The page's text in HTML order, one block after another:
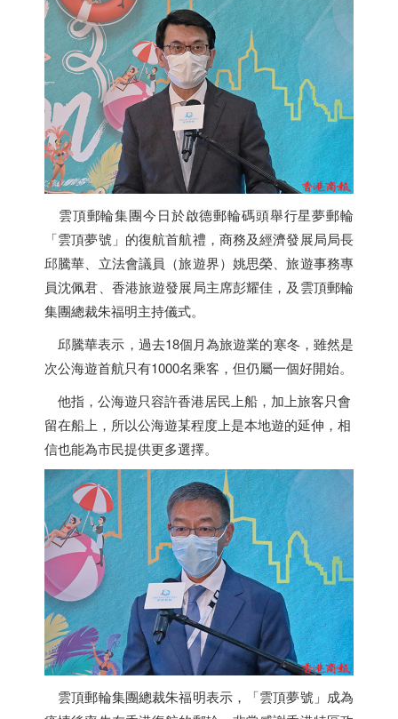
雲頂郵輪集團今日於啟德郵輪碼頭舉行星夢郵輪
「雲頂夢號」的復航首航禮，商務及經濟發展局局長
邱騰華、立法會議員（旅遊界）姚思榮、旅遊事務專
員沈佩君、 香港旅遊發展局主席彭耀佳，及雲頂郵輪
集團總裁朱福明主持儀式。
邱騰華表示，過去18個月為旅遊業的寒冬，雖然是
次公海遊首航只有1000名乘客，但仍屬一個好開始。
他指，公海遊只容許香港居民上船，加上旅客只會
留在船上，所以公海遊某程度上是本地遊的延伸，相
信也能為市民提供更多選擇。
雲頂郵輪集團總裁朱福明表示，「雲頂夢號」成為